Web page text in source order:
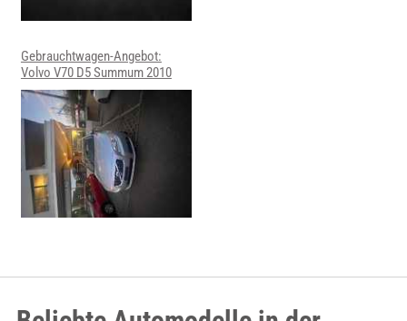
Gebrauchtwagen-Angebot:
Volvo V70 D5 Summum 2010